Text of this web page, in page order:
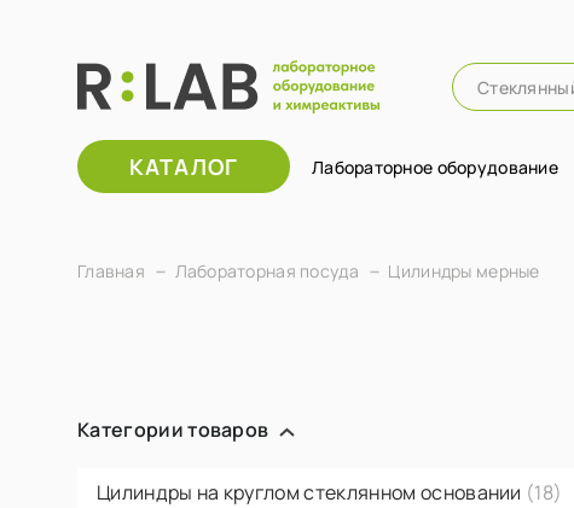
КАТАЛОГ Лабораторное оборудование
Главная Лабораторная посуда Цилиндры мерные
Категории товаров
Цилиндры на круглом стеклянном основании (18)